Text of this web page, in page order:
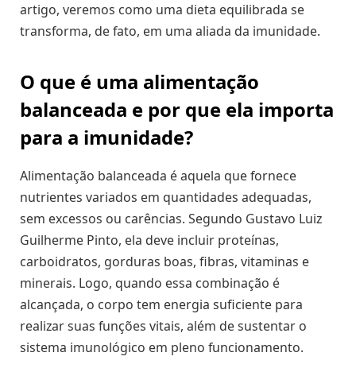
artigo, veremos como uma dieta equilibrada se
transforma, de fato, em uma aliada da imunidade.
O que é uma alimentação
balanceada e por que ela importa
para a imunidade?
Alimentação balanceada é aquela que fornece
nutrientes variados em quantidades adequadas,
sem excessos ou carências. Segundo Gustavo Luiz
Guilherme Pinto, ela deve incluir proteínas,
carboidratos, gorduras boas, fibras, vitaminas e
minerais. Logo, quando essa combinação é
alcançada, o corpo tem energia suficiente para
realizar suas funções vitais, além de sustentar o
sistema imunológico em pleno funcionamento.